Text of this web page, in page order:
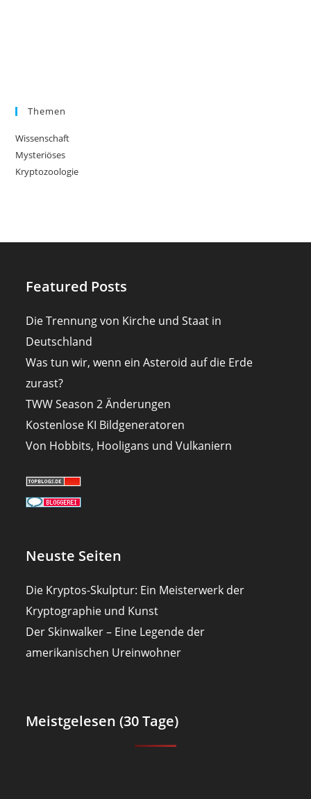
Themen
Wissenschaft
Mysteriöses
Kryptozoologie
Featured Posts
Die Trennung von Kirche und Staat in
Deutschland
Was tun wir, wenn ein Asteroid auf die Erde
zurast?
TWW Season 2 Änderungen
Kostenlose KI Bildgeneratoren
Von Hobbits, Hooligans und Vulkaniern
Neuste Seiten
Die Kryptos-Skulptur: Ein Meisterwerk der
Kryptographie und Kunst
Der Skinwalker – Eine Legende der
amerikanischen Ureinwohner
Meistgelesen (30 Tage)